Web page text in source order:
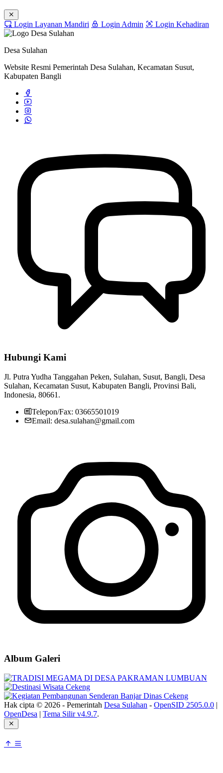
Login Layanan Mandiri Login Admin Login Kehadiran
Desa Sulahan
Website Resmi Pemerintah Desa Sulahan, Kecamatan Susut,
Kabupaten Bangli
Hubungi Kami
Jl. Putra Yudha Tanggahan Peken, Sulahan, Susut, Bangli, Desa
Sulahan, Kecamatan Susut, Kabupaten Bangli, Provinsi Bali,
Indonesia, 80661.
Telepon/Fax: 03665501019
Email: desa.sulahan@gmail.com
Album Galeri
Hak cipta © 2026 - Pemerintah Desa Sulahan - OpenSID 2505.0.0 |
OpenDesa | Tema Silir v4.9.7.